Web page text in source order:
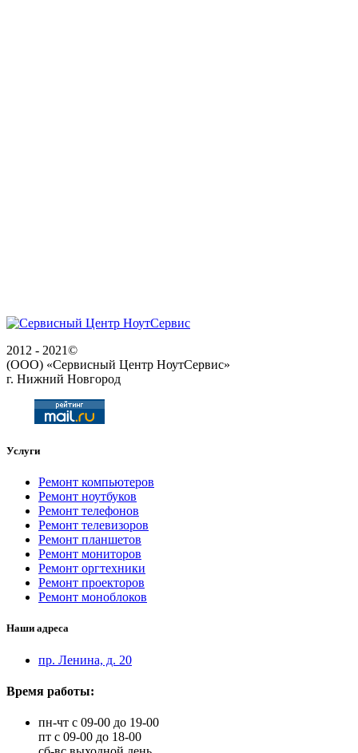
2012 - 2021©
(ООО) «Сервисный Центр НоутСервис»
г. Нижний Новгород
Услуги
Ремонт компьютеров
Ремонт ноутбуков
Ремонт телефонов
Ремонт телевизоров
Ремонт планшетов
Ремонт мониторов
Ремонт оргтехники
Ремонт проекторов
Ремонт моноблоков
Наши адреса
пр. Ленина, д. 20
Время работы:
пн-чт с 09-00 до 19-00
пт с 09-00 до 18-00